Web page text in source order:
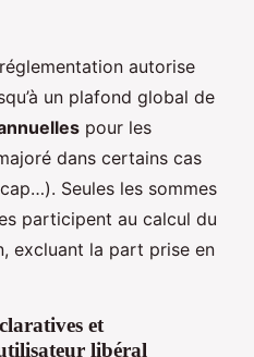
autorise
un plafond global de
pour les
dans certains cas
Seules les sommes
participent au calcul du
excluant la part prise en
et
libéral